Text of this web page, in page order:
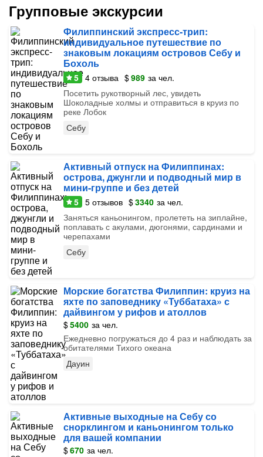
Групповые экскурсии
Филиппинский экспресс-трип:
индивидуальное путешествие по
знаковым локациям островов Себу и
Бохоль
5 4 отзыва $989 за чел.
Посетить рукотворный лес, увидеть
Шоколадные холмы и отправиться в круиз по
реке Лобок
Себу
Активный отпуск на Филиппинах:
острова, джунгли и подводный мир в
мини-группе и без детей
5 5 отзывов $3340 за чел.
Заняться каньонингом, пролететь на зиплайне,
поплавать с акулами, дюгонями, сардинами и
черепахами
Себу
Морские богатства Филиппин: круиз на
яхте по заповеднику «Туббатаха» с
дайвингом у рифов и атоллов
$5400 за чел.
Ежедневно погружаться до 4 раз и наблюдать за
обитателями Тихого океана
Дауин
Активные выходные на Себу со
снорклингом и каньонингом только
для вашей компании
$670 за чел.